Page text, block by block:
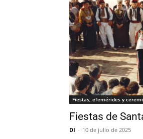
Fiestas, efemérides y
Fiestas de
DI - 10 de julio de 2025